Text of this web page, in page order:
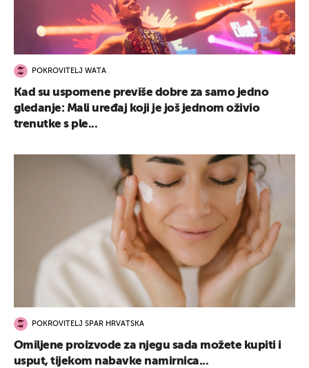
POKROVITELJ WATA
Kad su uspomene previše dobre za samo jedno
gledanje: Mali uređaj koji je još jednom oživio
trenutke s ple...
POKROVITELJ SPAR HRVATSKA
Omiljene proizvode za njegu sada možete kupiti i
usput, tijekom nabavke namirnica...